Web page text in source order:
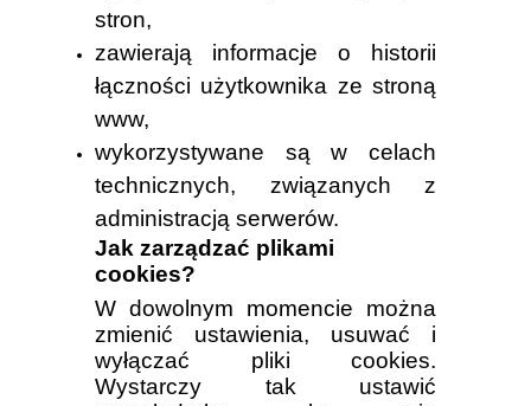
stron,
zawierają informacje o historii
łączności użytkownika ze stroną
www,
wykorzystywane są w celach
technicznych, związanych z
administracją serwerów.
Jak zarządzać plikami
cookies?
W dowolnym momencie można
zmienić ustawienia, usuwać i
wyłączać pliki cookies.
Wystarczy tak ustawić